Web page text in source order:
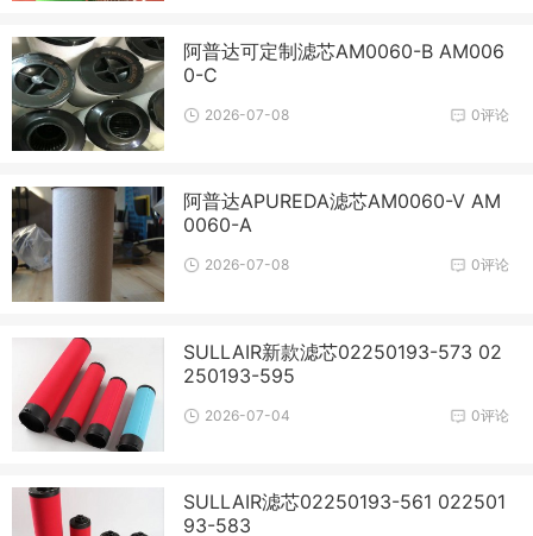
阿普达可定制滤芯AM0060-B AM006
0-C
0评论
2026-07-08
阿普达APUREDA滤芯AM0060-V AM
0060-A
0评论
2026-07-08
SULLAIR新款滤芯02250193-573 02
250193-595
0评论
2026-07-04
SULLAIR滤芯02250193-561 022501
93-583